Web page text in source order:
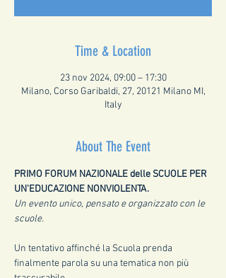
Time & Location
23 nov 2024, 09:00 – 17:30
Milano, Corso Garibaldi, 27, 20121 Milano MI,
Italy
About The Event
PRIMO FORUM NAZIONALE delle SCUOLE PER
UN'EDUCAZIONE NONVIOLENTA.
Un evento unico, pensato e organizzato con le
scuole.
Un tentativo affinché la Scuola prenda
finalmente parola su una tematica non più